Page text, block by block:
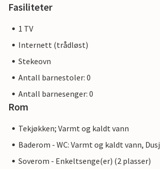
Fasiliteter
1 TV
Internett (trådløst)
Stekeovn
Antall barnestoler: 0
Antall barnesenger: 0
Rom
Tekjøkken; Varmt og kaldt vann
Baderom - WC: Varmt og kaldt vann, Dusj
Soverom - Enkeltsenge(er) (2 plasser)